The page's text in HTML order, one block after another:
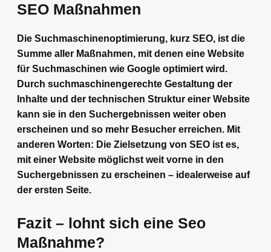
SEO Maßnahmen
Die Suchmaschinenoptimierung, kurz SEO, ist die
Summe aller Maßnahmen, mit denen eine Website
für Suchmaschinen wie Google optimiert wird.
Durch suchmaschinengerechte Gestaltung der
Inhalte und der technischen Struktur einer Website
kann sie in den Suchergebnissen weiter oben
erscheinen und so mehr Besucher erreichen. Mit
anderen Worten: Die Zielsetzung von SEO ist es,
mit einer Website möglichst weit vorne in den
Suchergebnissen zu erscheinen – idealerweise auf
der ersten Seite.
Fazit – lohnt sich eine Seo
Maßnahme?